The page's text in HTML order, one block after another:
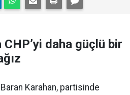
daha güçlü bir
Karahan, partisinde